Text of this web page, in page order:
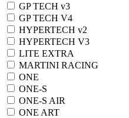
GP TECH v3
GP TECH V4
HYPERTECH v2
HYPERTECH V3
LITE EXTRA
MARTINI RACING
ONE
ONE-S
ONE-S AIR
ONE ART